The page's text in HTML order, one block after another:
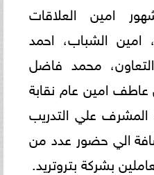
امين العلاقات
امين الشباب، احمد
محمد فاضل
عاطف امين عام نقابة
علي التدريب
الي حضور عدد من
بشركة بتروتريد.